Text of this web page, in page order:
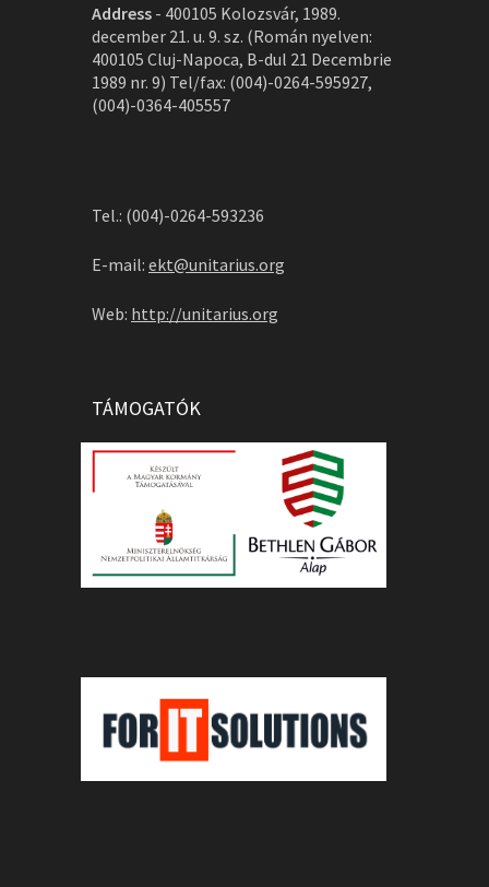
Address - 400105 Kolozsvár, 1989.
december 21. u. 9. sz. (Román nyelven:
400105 Cluj-Napoca, B-dul 21 Decembrie
1989 nr. 9) Tel/fax: (004)-0264-595927,
(004)-0364-405557
Tel.: (004)-0264-593236
E-mail: ekt@unitarius.org
Web: http://unitarius.org
TÁMOGATÓK